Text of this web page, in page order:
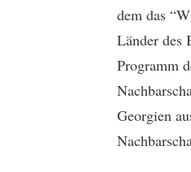
dem das
Länder des
Programm
Georgien